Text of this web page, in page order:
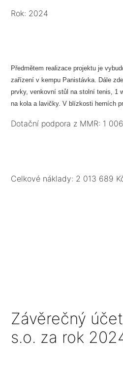
Rok: 2024
Předmětem realizace projektu je
zařízení v kempu Panistávka. Dále
prvky, venkovní stůl na stolní tenis, 1
na kola a lavičky. V blízkosti herních
umístěny 2 informační mapové
Dotační podpora z MMR: 1
Celkové náklady: 2 013 689
Závěrečný
s.o. za rok